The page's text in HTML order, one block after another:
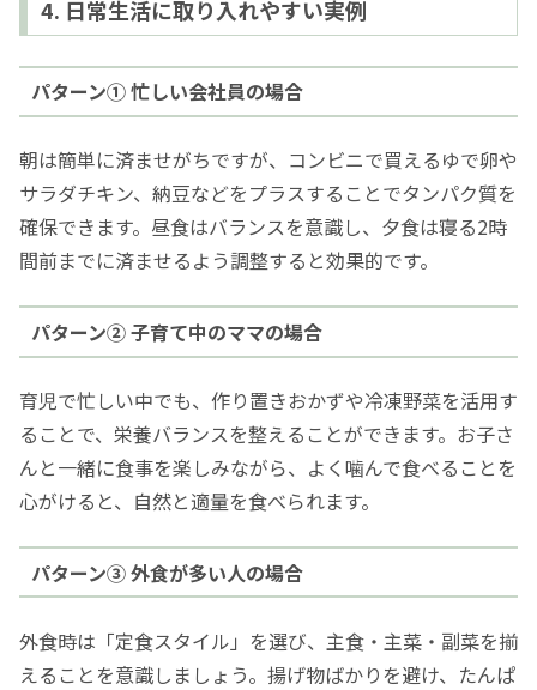
4. 日常生活に取り入れやすい実例
パターン① 忙しい会社員の場合
朝は簡単に済ませがちですが、コンビニで買えるゆで卵や
サラダチキン、納豆などをプラスすることでタンパク質を
確保できます。昼食はバランスを意識し、夕食は寝る2時
間前までに済ませるよう調整すると効果的です。
パターン② 子育て中のママの場合
育児で忙しい中でも、作り置きおかずや冷凍野菜を活用す
ることで、栄養バランスを整えることができます。お子さ
んと一緒に食事を楽しみながら、よく噛んで食べることを
心がけると、自然と適量を食べられます。
パターン③ 外食が多い人の場合
外食時は「定食スタイル」を選び、主食・主菜・副菜を揃
えることを意識しましょう。揚げ物ばかりを避け、たんぱ